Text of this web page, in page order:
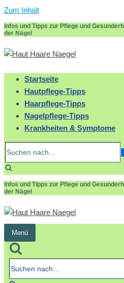
Zum Inhalt
Infos und Tipps zur Pflege und
der Nägel
Startseite
Hautpflege-Tipps
Haarpflege-Tipps
Nagelpflege-Tipps
Krankheiten & Symptome
Infos und Tipps zur Pflege und
der Nägel
Menü
Navigation
umschalten